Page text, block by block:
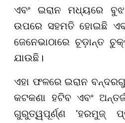
ଏବଂ ଇରାନ ମଧ୍ୟରେ
ଉପରେ ସହମତି ହୋଇଛି
ଜେନେଭାଠାରେ ଚୂଡ଼ାନ୍ତ
ଯାଉଛି।
ଏହା ଫଳରେ ଇରାନ
କଟକଣା ହଟିବ ଏବଂ
ଗୁରୁତ୍ୱପୂର୍ଣ୍ଣ 'ହରମୁଜ୍